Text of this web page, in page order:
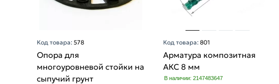
Код товара: 578
Опора для
многоуровневой стойки на
сыпучий грунт
Код товара:801
Арматура композитная
АКС 8 мм
В наличии: 2147483647